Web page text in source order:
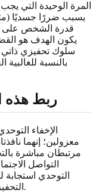
المرة الوحيدة التي
يسبب ضررًا جسديًا
قدرة الشخص على
يكون الهدف هو
سلوك تحفيزي ذاتي
بالنسبة
ربط هذه
الإخفاء
معزولين؛ إنهما
مرتبطان مباشرة
التواصل
التوحدي استجابة
التحفيزي الذاتي هو أداة لإدارة الحساسيات الحسية.